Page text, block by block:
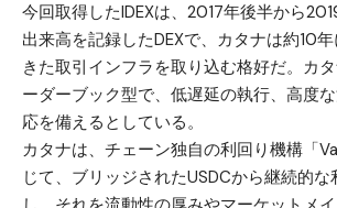
今回取得したIDEXは、2017年後半から
出来高を記録したDEXで、カタナは約10
きた取引インフラを取り込む格好だ。カ
ーダーブック型で、低遅延の執行、高度
応を備えるとしている。
カタナは、チェーン独自の利回り機構「
じて、ブリッジされたUSDCから継続的な